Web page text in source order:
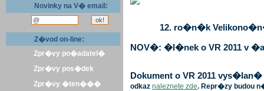
Novinky na V� email:
Z�vod on-line:
Zpr�vy po�adatel�
Zpr�vy pos�dek
Zpr�vy �ten���
12. ro�n�k
NOV�: �l�nek o VR 2011 v
Dokument o VR 2011
odkaz naleznete zde. Repr�zy budou